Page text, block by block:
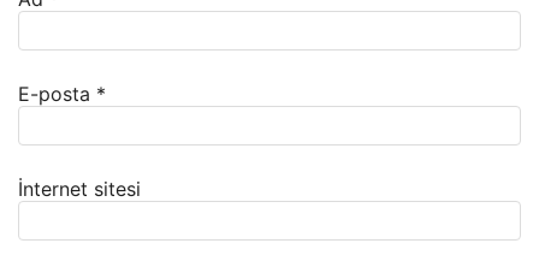
E-posta *
İnternet sitesi